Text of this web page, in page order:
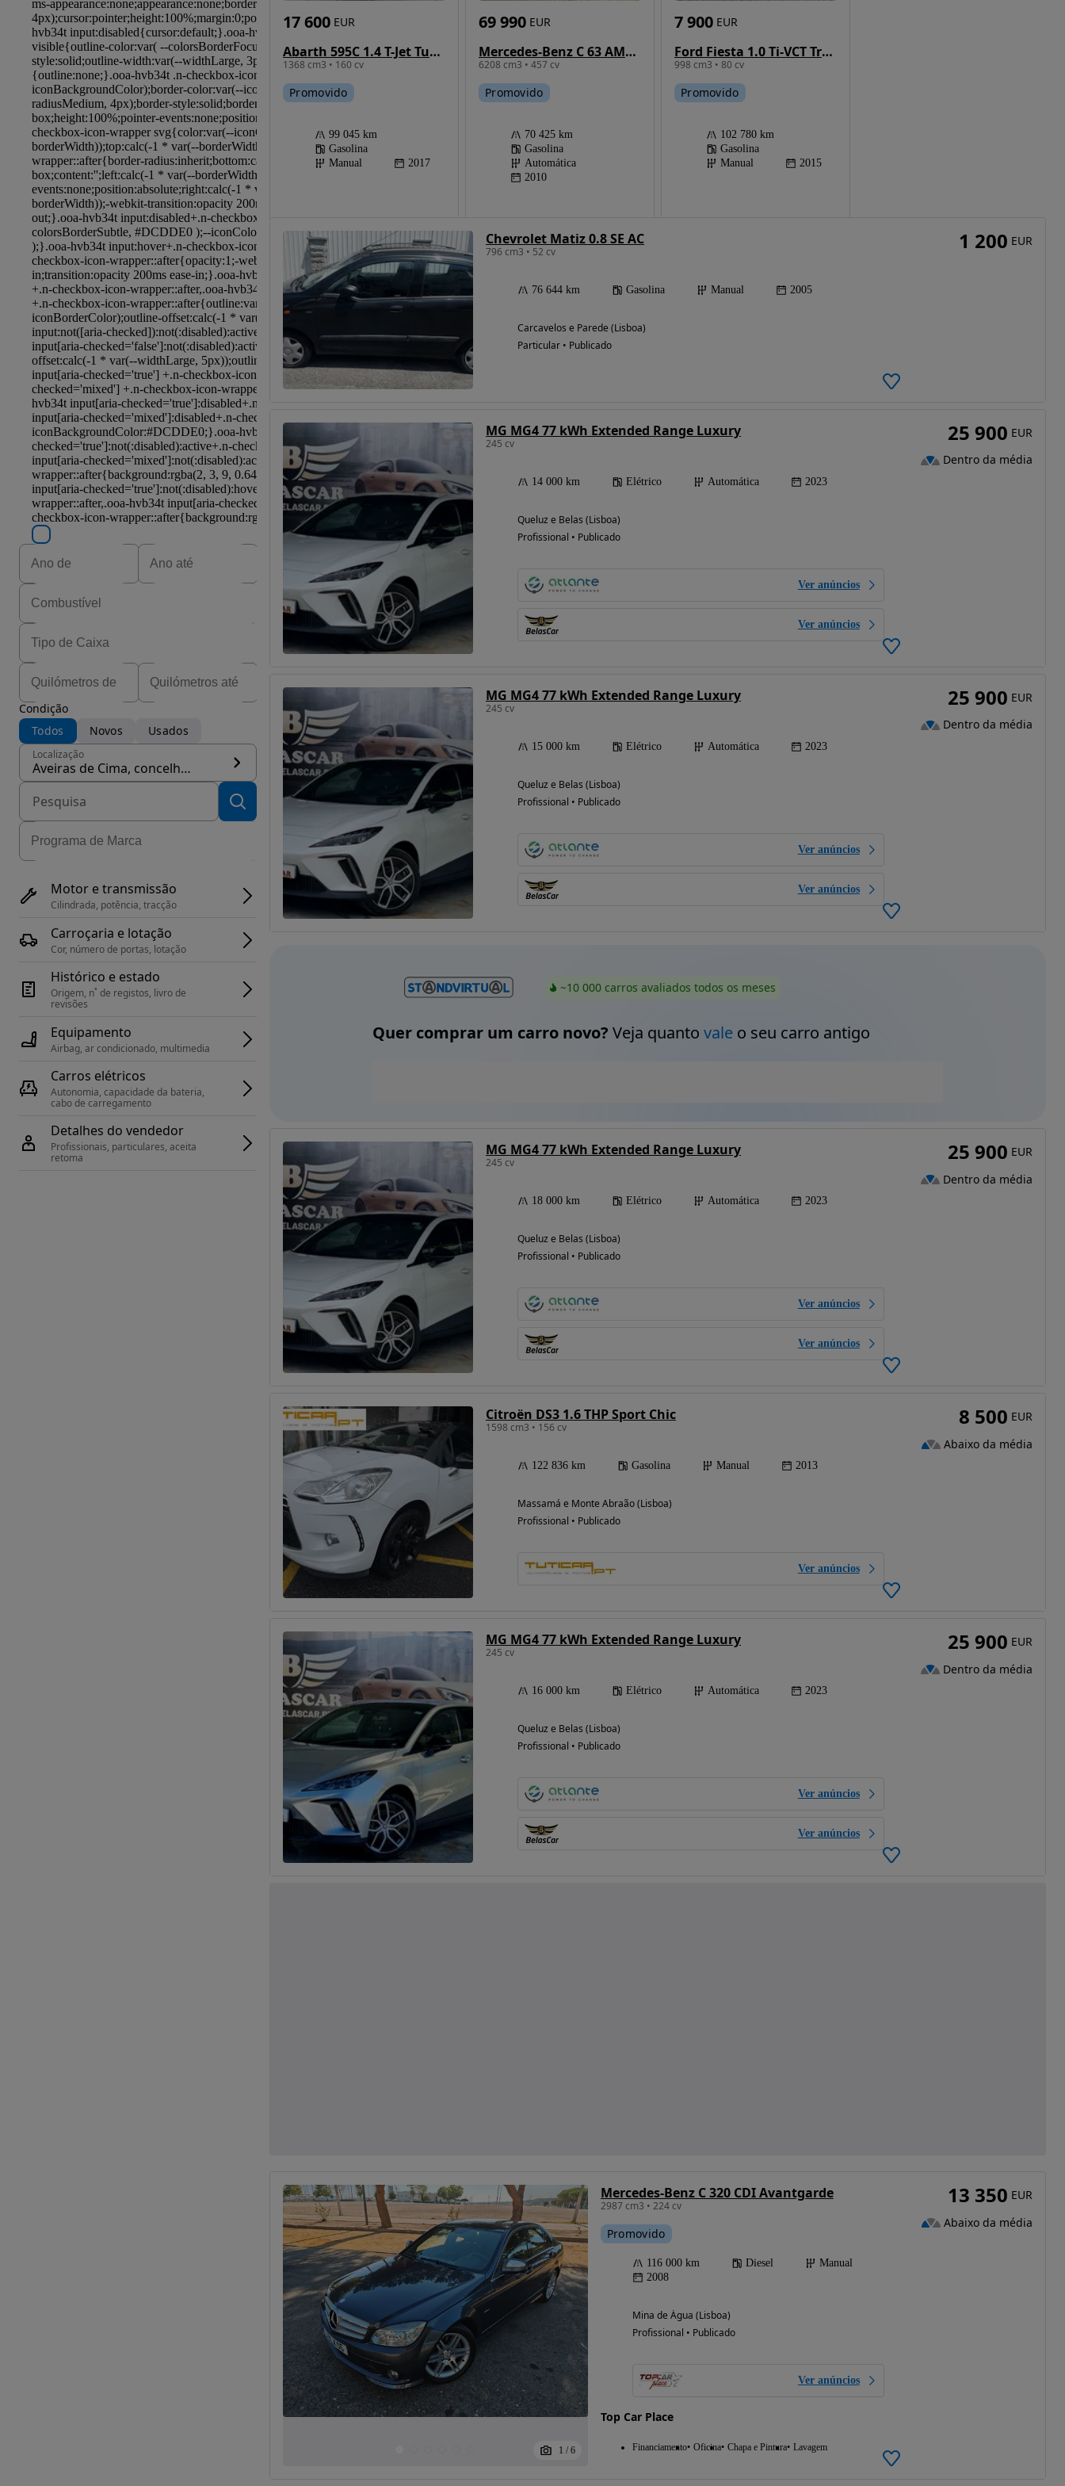
Possibilidade de
financiamento
Condição
Todos
Novos Usados
Localização
Aveiras de Cima, concelho Azambuja
Motor e transmissão
Cilindrada, potência, tracção
Carroçaria e lotação
Cor, número de portas, lotação
Histórico e estado
Origem, n˚ de registos, livro de
revisões
Equipamento
Airbag, ar condicionado, multimedia
Carros elétricos
Autonomia, capacidade da bateria,
cabo de carregamento
Detalhes do vendedor
Profissionais, particulares, aceita
retoma
Abarth 595C 1.4 T-Jet Turismo
1368 cm3 • 160 cv
17 600 EUR
Promovido
99 045 km
Gasolina
Manual
2017
Mercedes-Benz C 63 AMG Standard
6208 cm3 • 457 cv
69 990 EUR
Promovido
70 425 km
Gasolina
Automática
2010
Ford Fiesta 1.0 Ti-VCT Trend
998 cm3 • 80 cv
7 900 EUR
Promovido
102 780 km
Gasolina
Manual
2015
Chevrolet Matiz 0.8 SE AC
796 cm3 • 52 cv
76 644 km Gasolina Manual 2005
Carcavelos e Parede (Lisboa)
Particular • Publicado
1 200 EUR
MG MG4 77 kWh Extended Range Luxury
245 cv
14 000 km Elétrico Automática 2023
Queluz e Belas (Lisboa)
Profissional • Publicado
Ver anúncios
Ver anúncios
25 900 EUR
Dentro da média
MG MG4 77 kWh Extended Range Luxury
245 cv
15 000 km Elétrico Automática 2023
Queluz e Belas (Lisboa)
Profissional • Publicado
Ver anúncios
Ver anúncios
25 900 EUR
Dentro da média
~10 000 carros avaliados todos os meses
Quer comprar um carro novo? Veja quanto valeo seu carro antigo
MG MG4 77 kWh Extended Range Luxury
245 cv
18 000 km Elétrico Automática 2023
Queluz e Belas (Lisboa)
Profissional • Publicado
Ver anúncios
Ver anúncios
25 900 EUR
Dentro da média
Citroën DS3 1.6 THP Sport Chic
1598 cm3 • 156 cv
122 836 km Gasolina Manual 2013
Massamá e Monte Abraão (Lisboa)
Profissional • Publicado
Ver anúncios
8 500 EUR
Abaixo da média
MG MG4 77 kWh Extended Range Luxury
245 cv
16 000 km Elétrico Automática 2023
Queluz e Belas (Lisboa)
Profissional • Publicado
Ver anúncios
Ver anúncios
25 900 EUR
Dentro da média
1 / 6
Mercedes-Benz C 320 CDI Avantgarde
2987 cm3 • 224 cv
Promovido
116 000 km Diesel
Manual
2008
Mina de Água (Lisboa)
Profissional • Publicado
Ver anúncios
Top Car Place
Financiamento Oficina Chapa e Pintura Lavagem
13 350 EUR
Abaixo da média